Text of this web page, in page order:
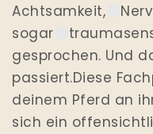
Achtsamkeit,
sogar
gesprochen. Und
passiert.Diese
deinem Pferd an
sich ein